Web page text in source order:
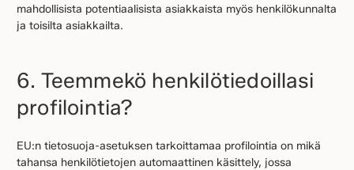
mahdollisista potentiaalisista asiakkaista myös henkilökunnalta
ja toisilta asiakkailta.
6. Teemmekö henkilötiedoillasi
profilointia?
EU:n tietosuoja-asetuksen tarkoittamaa profilointia on mikä
tahansa henkilötietojen automaattinen käsittely, jossa